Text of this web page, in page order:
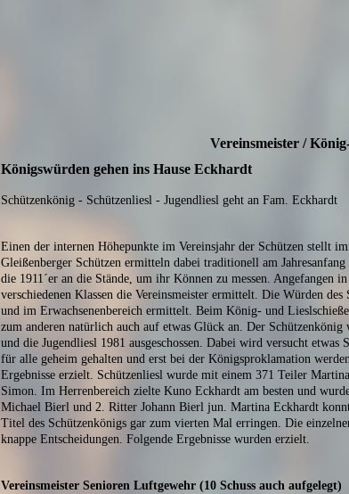
Vereinsmeister /
Königswürden gehen ins Hause Eckhardt
Schützenkönig - Schützenliesl - Jugendliesl geht an Fam. Eckhardt
Einen der internen Höhepunkte im Vereinsjahr der Schützen stellt
Gleißenberger Schützen ermitteln dabei traditionell am
die 1911´er an die Stände, um ihr Können zu messen. Angefangen
verschiedenen Klassen die Vereinsmeister ermittelt. Die Würden
und im Erwachsenenbereich ermittelt. Beim König- und
zum anderen natürlich auch auf etwas Glück an. Der
und die Jugendliesl 1981 ausgeschossen. Dabei wird versucht
für alle geheim gehalten und erst bei der Königsproklamation
Ergebnisse erzielt. Schützenliesl wurde mit einem 371 Teiler
Simon. Im Herrenbereich zielte Kuno Eckhardt am besten und
Michael Bierl und 2. Ritter Johann Bierl jun. Martina Eckhardt
Titel des Schützenkönigs gar zum vierten Mal erringen. Die
knappe Entscheidungen. Folgende Ergebnisse wurden erzielt.
Vereinsmeister Senioren Luftgewehr (10 Schuss auch aufgelegt)